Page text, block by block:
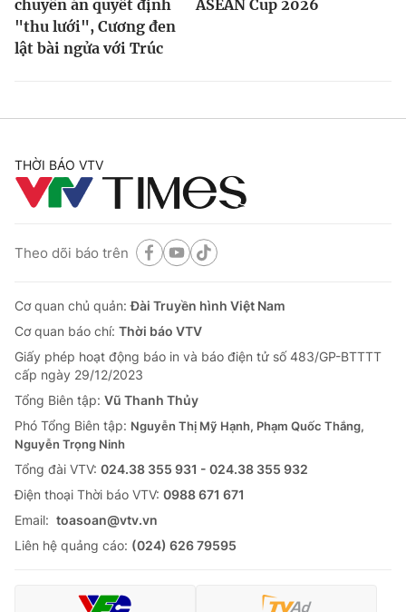
chuyên án quyết định
"thu lưới", Cương đen
lật bài ngửa với Trúc
ASEAN Cup 2026
THỜI BÁO VTV
Theo dõi báo trên
Cơ quan chủ quản:Đài Truyền hình Việt Nam
Cơ quan báo chí: Thời báo VTV
Giấy phép hoạt động báo in và báo điện tử số 483/GP-BTTTT
cấp ngày 29/12/2023
Tổng Biên tập: Vũ Thanh Thủy
Phó Tổng Biên tập: Nguyễn Thị Mỹ Hạnh, Phạm Quốc Thắng,
Nguyễn Trọng Ninh
Tổng đài VTV: 024.38 355 931 - 024.38 355 932
Ðiện thoại Thời báo VTV: 0988 671 671
Email: toasoan@vtv.vn
Liên hệ quảng cáo: (024) 626 79595